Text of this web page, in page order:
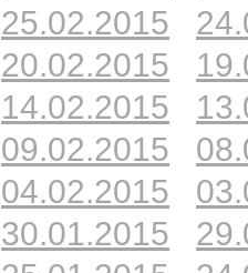
25.02.2015
20.02.2015
14.02.2015
09.02.2015
04.02.2015
30.01.2015